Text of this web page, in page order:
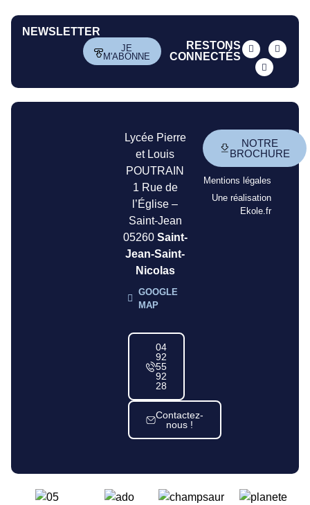
NEWSLETTER
JE
M'ABONNE
RESTONS
CONNECTÉS
Lycée Pierre
et Louis
POUTRAIN
1 Rue de
l’Église –
Saint-Jean
05260 Saint-
Jean-Saint-
Nicolas
GOOGLE
MAP
04
92
55
92
28
Contactez-
nous !
NOTRE
BROCHURE
Mentions légales
Une réalisation
Ekole.fr